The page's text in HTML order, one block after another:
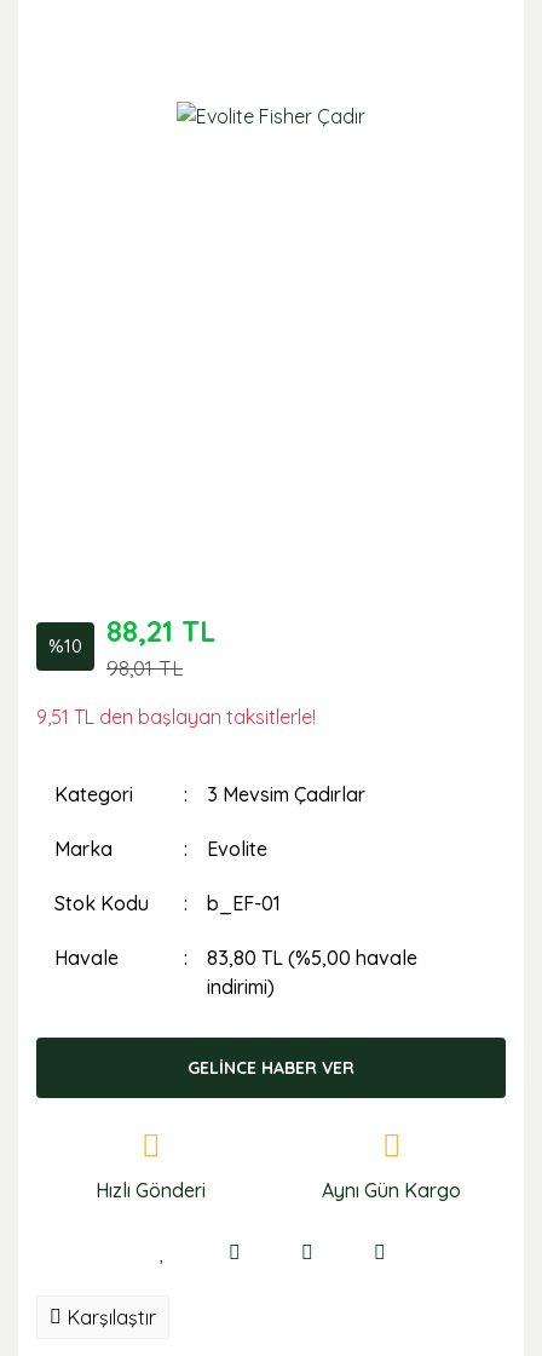
%10 88,21 TL
98,01 TL
9,51 TL den başlayan taksitlerle!
Kategori 3 Mevsim Çadırlar
Marka Evolite
Stok Kodu b_EF-01
Havale
83,80 TL (%5,00 havale
indirimi)
GELİNCE HABER VER
Hızlı Gönderi Aynı Gün Kargo
Karşılaştır